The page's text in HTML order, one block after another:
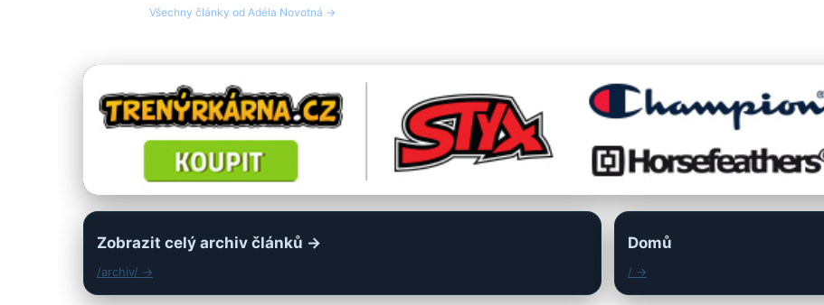
Všechny články od Adéla Novotná →
Zobrazit celý archiv článků →
/archiv/ →
Domů
/ →